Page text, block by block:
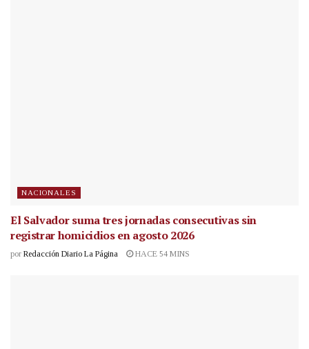
NACIONALES
El Salvador suma tres jornadas consecutivas sin
registrar homicidios en agosto 2026
por Redacción Diario La Página HACE 54 MINS